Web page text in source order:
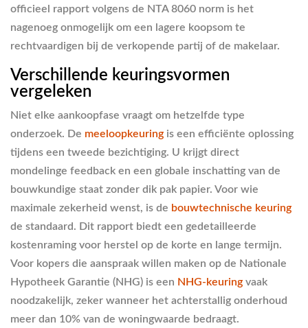
officieel rapport volgens de NTA 8060 norm is het
nagenoeg onmogelijk om een lagere koopsom te
rechtvaardigen bij de verkopende partij of de makelaar.
Verschillende keuringsvormen
vergeleken
Niet elke aankoopfase vraagt om hetzelfde type
onderzoek. De meeloopkeuring is een efficiënte oplossing
tijdens een tweede bezichtiging. U krijgt direct
mondelinge feedback en een globale inschatting van de
bouwkundige staat zonder dik pak papier. Voor wie
maximale zekerheid wenst, is de bouwtechnische keuring
de standaard. Dit rapport biedt een gedetailleerde
kostenraming voor herstel op de korte en lange termijn.
Voor kopers die aanspraak willen maken op de Nationale
Hypotheek Garantie (NHG) is een NHG-keuring vaak
noodzakelijk, zeker wanneer het achterstallig onderhoud
meer dan 10% van de woningwaarde bedraagt.